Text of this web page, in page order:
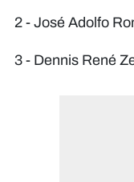
2 - José Adolfo
3 - Dennis René